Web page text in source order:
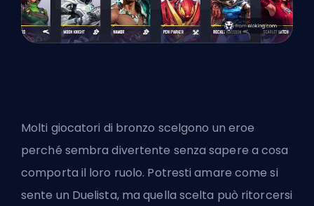
Molti giocatori di bronzo scelgono un eroe
perché sembra divertente senza sapere a cosa
comporta il loro ruolo. Potresti amare come si
sente un Duelista, ma quella scelta può ritorcersi